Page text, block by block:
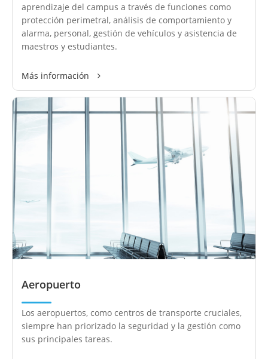
aprendizaje del campus a través de funciones como
protección perimetral, análisis de comportamiento y
alarma, personal, gestión de vehículos y asistencia de
maestros y estudiantes.
Más información
Aeropuerto
Los aeropuertos, como centros de transporte cruciales,
siempre han priorizado la seguridad y la gestión como
sus principales tareas.